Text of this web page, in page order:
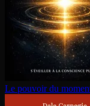
Le pouvoir du